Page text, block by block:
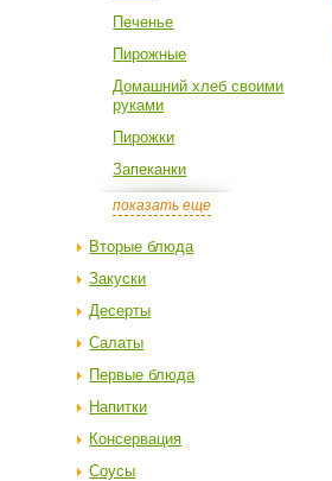
Печенье
Пирожные
Домашний хлеб своими
руками
Пирожки
Запеканки
показать еще
Вторые блюда
Закуски
Десерты
Салаты
Первые блюда
Напитки
Консервация
Соусы